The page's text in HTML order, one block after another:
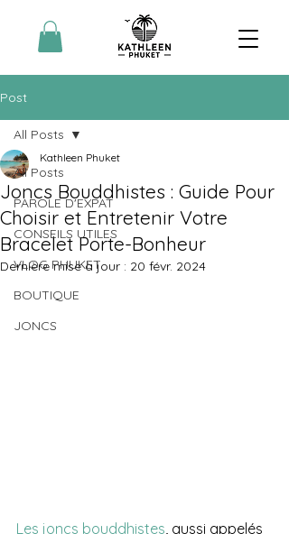
Post
All Posts
PAROLE D'EXPAT
CONSEILS UTILES
VLOG PHUKET
BOUTIQUE
JONCS
All Posts
Joncs Bouddhistes : Guide Pour
Choisir et Entretenir Votre
Bracelet Porte-Bonheur
Kathleen Phuket
Dernière mise à jour : 20 févr. 2024
Les joncs bouddhistes, aussi appelés